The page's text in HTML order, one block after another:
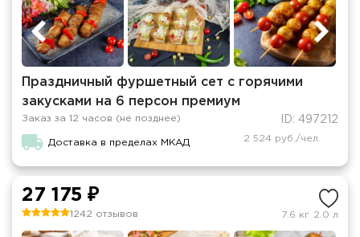
Праздничный фуршетный сет с горячими
закусками на 6 персон премиум
Заказ за 12 часов (не позднее) ID: 497212
Доставка в пределах МКАД 2 524 руб./чел.
27 175 ₽
1242 отзывов 7.6 кг 2.0 л